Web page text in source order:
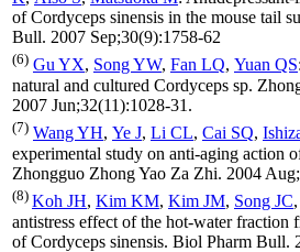
of Cordyceps sinensis in the mouse tail
Bull. 2007 Sep;30(9):1758-62
(6) Gu YX, Song YW, Fan LQ, Yuan QS
natural and cultured Cordyceps sp.
2007 Jun;32(11):1028-31.
(7) Wang YH, Ye J, Li CL, Cai SQ,
experimental study on anti-aging action
Zhongguo Zhong Yao Za Zhi. 2004
(8) Koh JH, Kim KM, Kim JM, Song JC,
antistress effect of the hot-water fraction
of Cordyceps sinensis. Biol Pharm Bull.